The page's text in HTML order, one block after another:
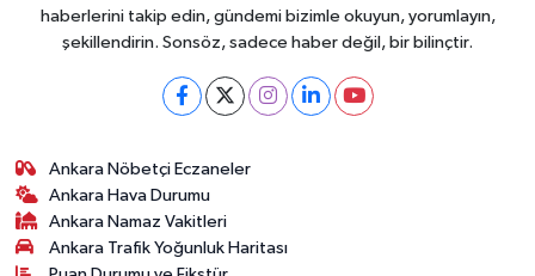
haberlerini takip edin, gündemi bizimle okuyun, yorumlayın,
şekillendirin. Sonsöz, sadece haber değil, bir bilinçtir.
Ankara Nöbetçi Eczaneler
Ankara Hava Durumu
Ankara Namaz Vakitleri
Ankara Trafik Yoğunluk Haritası